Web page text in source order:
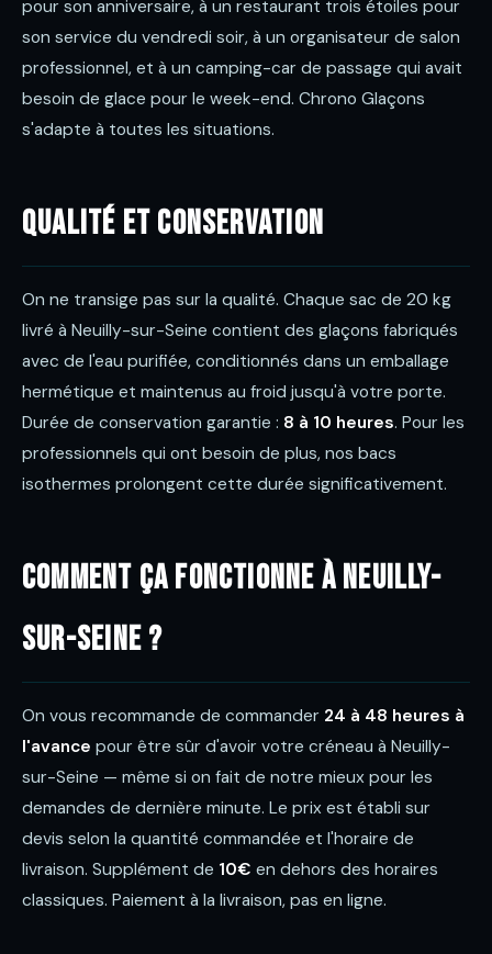
pour son anniversaire, à un restaurant trois étoiles pour
son service du vendredi soir, à un organisateur de salon
professionnel, et à un camping-car de passage qui avait
besoin de glace pour le week-end. Chrono Glaçons
s'adapte à toutes les situations.
Qualité et conservation
On ne transige pas sur la qualité. Chaque sac de 20 kg
livré à Neuilly-sur-Seine contient des glaçons fabriqués
avec de l'eau purifiée, conditionnés dans un emballage
hermétique et maintenus au froid jusqu'à votre porte.
Durée de conservation garantie : 8 à 10 heures. Pour les
professionnels qui ont besoin de plus, nos bacs
isothermes prolongent cette durée significativement.
Comment ça fonctionne à Neuilly-
sur-Seine ?
On vous recommande de commander 24 à 48 heures à
l'avance pour être sûr d'avoir votre créneau à Neuilly-
sur-Seine — même si on fait de notre mieux pour les
demandes de dernière minute. Le prix est établi sur
devis selon la quantité commandée et l'horaire de
livraison. Supplément de 10€ en dehors des horaires
classiques. Paiement à la livraison, pas en ligne.